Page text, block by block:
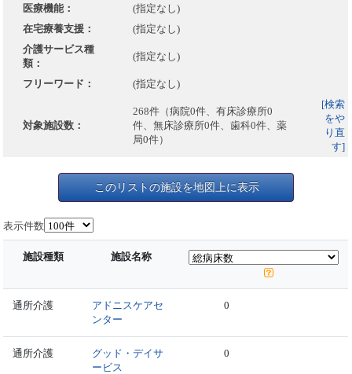
医療機能：
(指定なし)
在宅療養支援：
(指定なし)
介護サービス種
類：
(指定なし)
フリーワード： (指定なし)
対象施設数：
268件（病院0件、有床診療所0
件、無床診療所0件、歯科0件、薬
局0件）
[検索
をや
り直
す]
このリストの施設を地図上に表示
表示件数
施設種類 施設名称
通所介護
アドニスケアセ
ンター
0
通所介護
グッド・デイサ
ービス
0